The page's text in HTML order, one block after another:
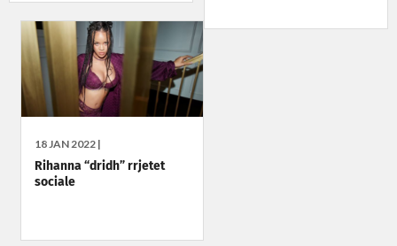
18 JAN 2022 |
Rihanna “dridh” rrjetet
sociale